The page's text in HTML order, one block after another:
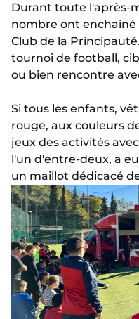
Durant toute l'après-
nombre ont enchainé
Club de la
tournoi de football,
ou bien rencontre
Si tous les enfants,
rouge, aux couleurs
jeux des activités
l'un d'entre-deux, a
un maillot dédicacé